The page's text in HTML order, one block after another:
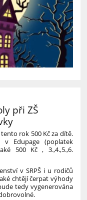
při ZŠ
rok 500 Kč za dítě.
Edupage (poplatek
500 Kč , 3.,4.,5.,6.
v SRPŠ i u rodičů
chtějí čerpat výhody
tedy vygenerována